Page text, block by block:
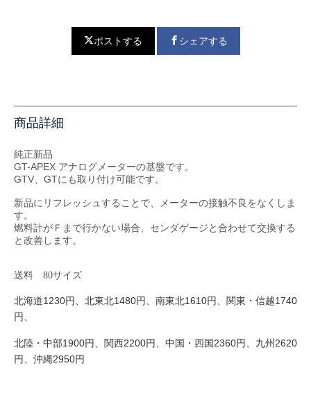
ポストする シェアする
商品詳細
純正新品
GT-APEX アナログメーターの基盤です。
GTV、GTにも取り付け可能です。
新品にリフレッシュすることで、メーターの接触不良をなくしま
す。
燃料計がＦまで行かない場合、センダゲージと合わせて交換する
と改善します。
送料 80サイズ
北海道1230円、北東北1480円、南東北1610円、関東・信越1740
円、
北陸・中部1900円、関西2200円、中国・四国 2360円、九州 2620
円、沖縄2950円